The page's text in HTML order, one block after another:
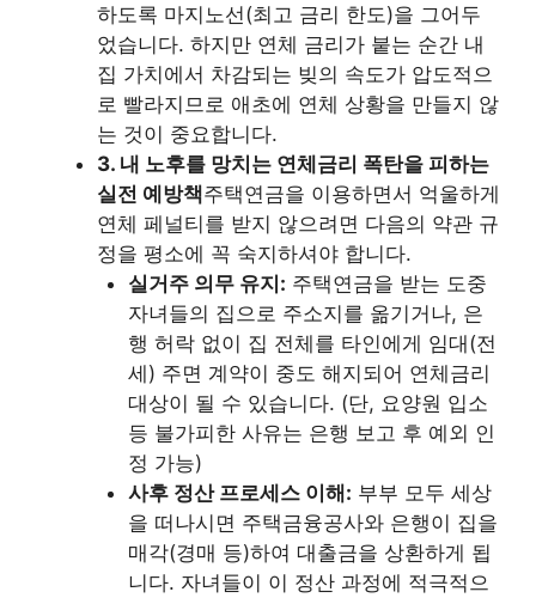
하도록 마지노선(최고 금리 한도)을 그어두
었습니다. 하지만 연체 금리가 붙는 순간 내
집 가치에서 차감되는 빚의 속도가 압도적으
로 빨라지므로 애초에 연체 상황을 만들지 않
는 것이 중요합니다.
3. 내 노후를 망치는 연체금리 폭탄을 피하는
실전 예방책주택연금을 이용하면서 억울하게
연체 페널티를 받지 않으려면 다음의 약관 규
정을 평소에 꼭 숙지하셔야 합니다.
실거주 의무 유지: 주택연금을 받는 도중
자녀들의 집으로 주소지를 옮기거나, 은
행 허락 없이 집 전체를 타인에게 임대(전
세) 주면 계약이 중도 해지되어 연체금리
대상이 될 수 있습니다. (단, 요양원 입소
등 불가피한 사유는 은행 보고 후 예외 인
정 가능)
사후 정산 프로세스 이해: 부부 모두 세상
을 떠나시면 주택금융공사와 은행이 집을
매각(경매 등)하여 대출금을 상환하게 됩
니다. 자녀들이 이 정산 과정에 적극적으